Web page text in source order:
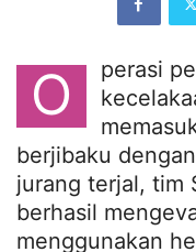
O
perasi
berjibaku
jurang terjal, tim
berhasil
menggunakan